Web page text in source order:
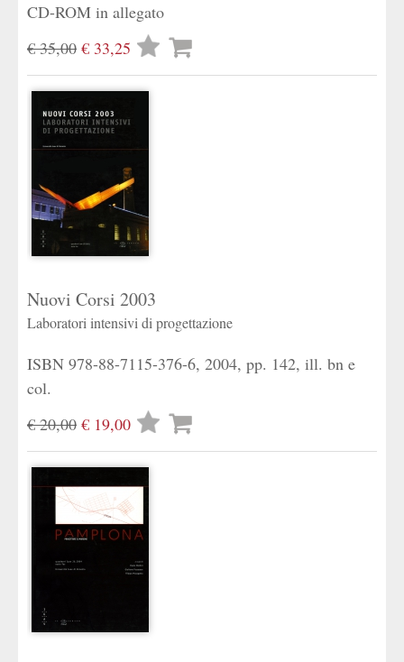
CD-ROM in allegato
€ 35,00 € 33,25 Lista
desideri
Nuovi Corsi 2003
Laboratori intensivi di progettazione
ISBN 978-88-7115-376-6, 2004, pp. 142, ill. bn e
col.
€ 20,00 € 19,00 Lista
desideri